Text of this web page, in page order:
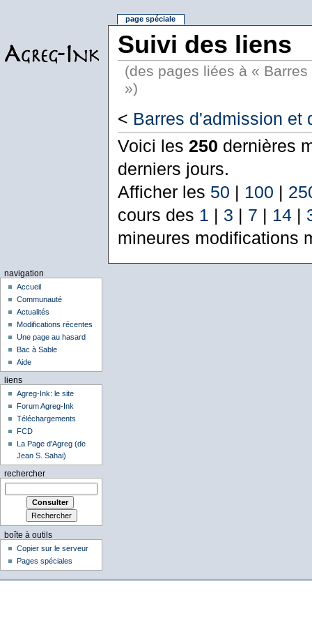
Suivi des liens
(des pages liées à «
»)
< Barres d'admission et
Voici les 250 dernières
derniers jours.
Afficher les 50 | 100 |
cours des 1 | 3 | 7 | 14|
mineures modifications
page spéciale
navigation
Accueil
Communauté
Actualités
Modifications récentes
Une page au hasard
Bac à Sable
Aide
liens
Agreg-Ink: le site
Forum Agreg-Ink
Téléchargements
FCD
La Page d'Agreg (de
Jean S. Sahai)
rechercher
boîte à outils
Copier sur le serveur
Pages spéciales